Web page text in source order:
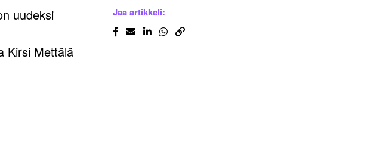
uudeksi
Kirsi Mettälä
Jaa artikkeli: